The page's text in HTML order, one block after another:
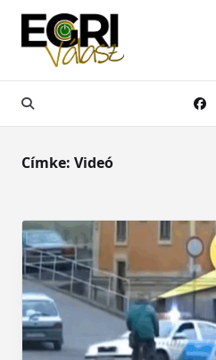
Skip
content
Címke: Videó